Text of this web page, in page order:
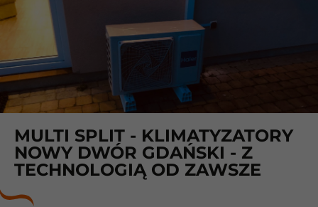
MULTI SPLIT - KLIMATYZATORY
NOWY DWÓR GDAŃSKI - Z
TECHNOLOGIĄ OD ZAWSZE